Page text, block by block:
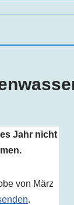
Jahr nicht
von März
.